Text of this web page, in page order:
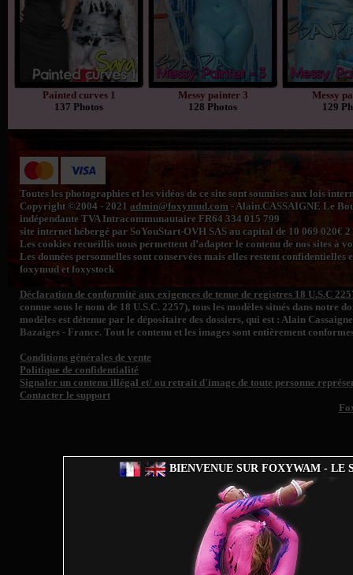
BIENVENUE SUR FOXYWAM - LE
Painted curves 1
137 Photos
Messy painter 3
128 Photos
Messy
129
Toutes les photographies et les vidéos de ce site sont soumises aux lois
Copyright ©2004 - 2021 admin@foxymud.com - Alain.CASSAIGNE Le
indépendante TVA Intracommunautaire FR64 334 015 799
site internet hébergé par SoYouStart-OVH SAS au capital de 10 069 020€
Les cookies recueillis nous permettent d’adapter le contenu de nos sites à
Les données personnelles sont conservées mais elles restent
foxymud et foxystock
Déclaration de conformité aux exigences de tenue de registres 18 U.S.C
connue sous le nom de 18 U.S.C. 2257), tous les modèles situés dans
modèles est détenue par le dépositaire des dossiers, qui est : Alain
Bazaiges - France. Tout le contenu et les images sont entièrement
Conditions générales de vente
Politique de confidentialité
Signaler un contenu illégal et/ ou retrait d'image de toute personne
Contacter le support